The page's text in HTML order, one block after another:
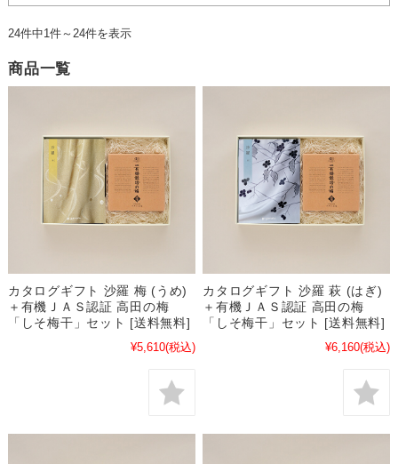
24件中1件～24件を表示
商品一覧
カタログギフト 沙羅 梅 (うめ)
＋有機ＪＡＳ認証 高田の梅
「しそ梅干」セット [送料無料]
¥5,610(税込)
カタログギフト 沙羅 萩 (はぎ)
＋有機ＪＡＳ認証 高田の梅
「しそ梅干」セット [送料無料]
¥6,160(税込)